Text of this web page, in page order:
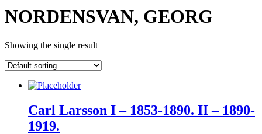
NORDENSVAN, GEORG
Showing the single result
Carl Larsson I – 1853-1890. II – 1890-
1919.